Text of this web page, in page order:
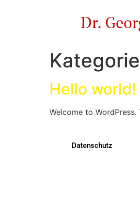
Dr.
Hello world!
Welcome to
Datenschutz